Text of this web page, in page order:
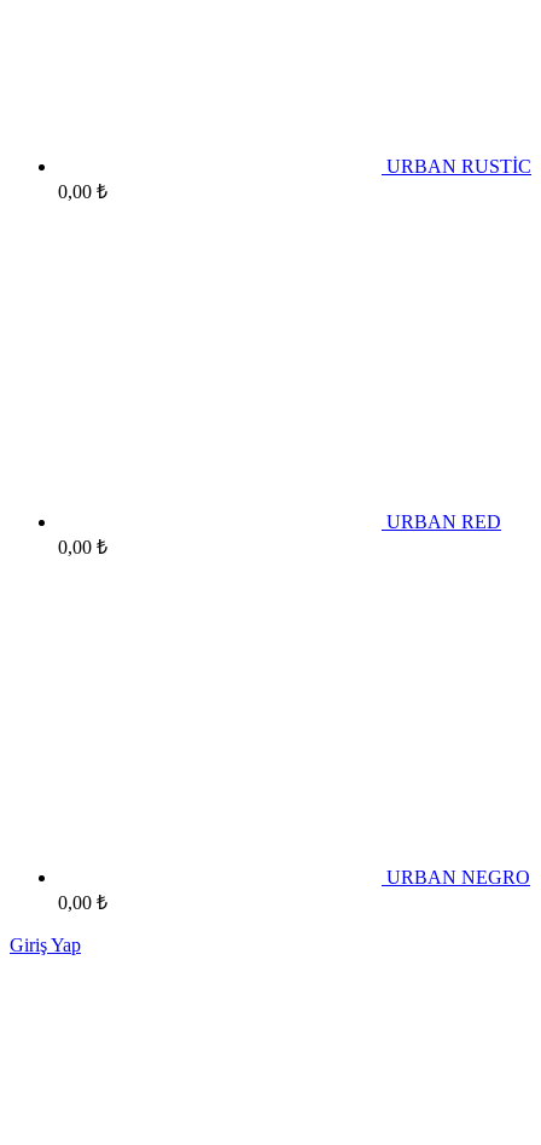
URBAN RUSTİC
0,00 ₺
URBAN RED
0,00 ₺
URBAN NEGRO
0,00 ₺
Giriş Yap